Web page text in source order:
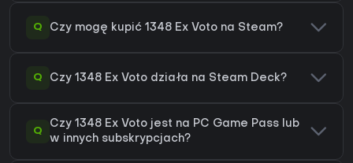
Q Czy mogę kupić 1348 Ex Voto na Steam?
Q Czy 1348 Ex Voto działa na Steam Deck?
Q
Czy 1348 Ex Voto jest na PC Game Pass lub
w innych subskrypcjach?